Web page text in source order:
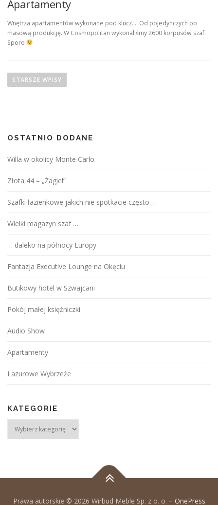
Apartamenty
Wnętrza apartamentów wykonane pod klucz…. Od pojedynczych po
masową produkcję. W Cosmopolitan wykonaliśmy 2600 korpusów szaf.
Sporo
STARSZE WPISY
OSTATNIO DODANE
Willa w okolicy Monte Carlo
Złota 44 – „Żagiel”
Szafki łazienkowe jakich nie spotkacie często …
Wielki magazyn szaf …
… daleko na północy Europy
Fantazja Executive Lounge na Okęciu
Butikowy hotel w Szwajcarii
Pokój małej księżniczki
Audio Show
Apartamenty
Lazurowe Wybrzeże
KATEGORIE
Prawa autorskie © 2026 Wirbud Meble Sp. z o. o. – OnePress